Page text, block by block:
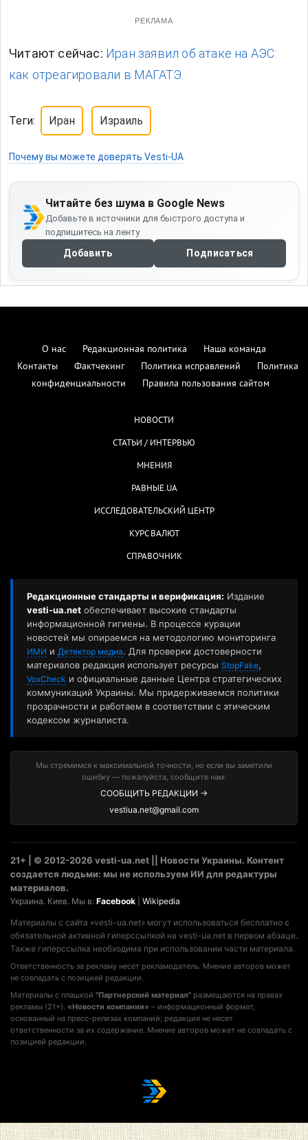
РЕКЛАМА
Читают сейчас: Иран заявил об атаке на АЭС:
как отреагировали в МАГАТЭ.
Теги: Иран Израиль
Почему вы можете доверять Vesti-UA
Читайте без шума в Google News
Добавьте в источники для быстрого доступа и
подпишитесь на ленту
Добавить Подписаться
О нас Редакционная политика
Наша команда
Контакты
Фактчекинг Политика исправлений
Политика
конфиденциальности
Правила пользования сайтом
НОВОСТИ
СТАТЬИ / ИНТЕРВЬЮ
МНЕНИЯ
РАВНЫЕ.UA
ИССЛЕДОВАТЕЛЬСКИЙ ЦЕНТР
КУРС ВАЛЮТ
СПРАВОЧНИК
Редакционные стандарты и верификация: Издание
vesti-ua.net обеспечивает высокие стандарты
информационной гигиены. В процессе курации
новостей мы опираемся на методологию мониторинга
ИМИ и Детектор медиа. Для проверки достоверности
материалов редакция использует ресурсы StopFake,
VoxCheck и официальные данные Центра стратегических
коммуникаций Украины. Мы придерживаемся политики
прозрачности и работаем в соответствии с этическим
кодексом журналиста.
Мы стремимся к максимальной точности, но если вы заметили
ошибку — пожалуйста, сообщите нам:
СООБЩИТЬ РЕДАКЦИИ →
vestiua.net@gmail.com
21+ | © 2012-2026 vesti-ua.net || Новости Украины. Контент
создается людьми: мы не используем ИИ для редактуры
материалов.
Украина. Киев. Мы в: Facebook Wikipedia
Материалы с сайта «vesti-ua.net» могут использоваться бесплатно с
обязательной активной гиперссылкой на vesti-ua.net в первом абзаце.
Также гиперссылка необходима при использовании части материала.
Ответственность за рекламу несет рекламодатель. Мнение авторов может
не совпадать с позицией редакции.
Материалы с плашкой "Партнерский материал" размещаются на правах
рекламы (21+). «Новости компании» – информационный формат,
основанный на пресс-релизах компаний; редакция не несет
ответственности за их содержание. Мнение авторов может не совпадать с
позицией редакции.